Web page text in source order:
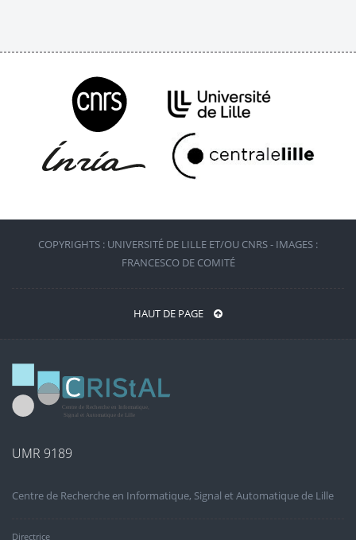
COPYRIGHTS : UNIVERSITÉ DE LILLE ET/OU CNRS - IMAGES :
FRANCESCO DE COMITÉ
HAUT DE PAGE
UMR 9189
Centre de Recherche en Informatique, Signal et Automatique de Lille
Directrice